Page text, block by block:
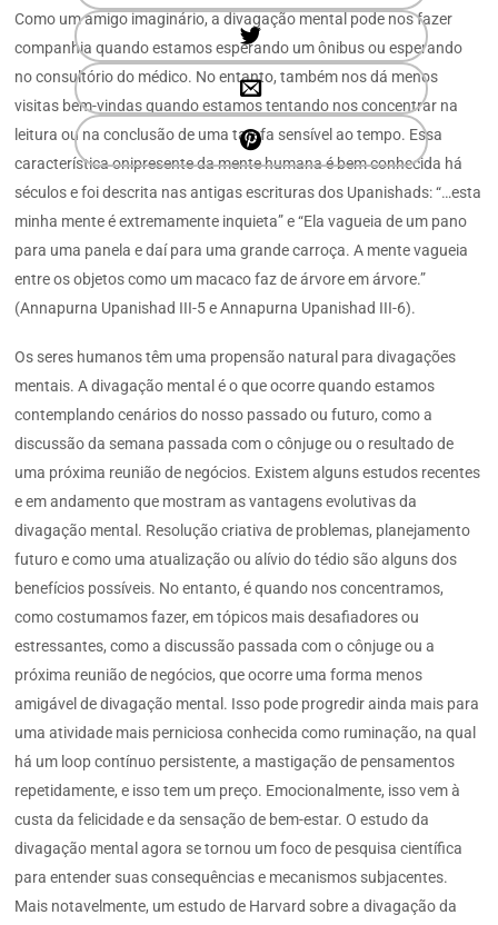
Como um amigo imaginário, a divagação mental pode nos fazer
companhia quando estamos esperando um ônibus ou esperando
no consultório do médico. No entanto, também nos dá menos
visitas bem-vindas quando estamos tentando nos concentrar na
leitura ou na conclusão de uma tarefa sensível ao tempo. Essa
característica onipresente da mente humana é bem conhecida há
séculos e foi descrita nas antigas escrituras dos Upanishads: “…esta
minha mente é extremamente inquieta” e “Ela vagueia de um pano
para uma panela e daí para uma grande carroça. A mente vagueia
entre os objetos como um macaco faz de árvore em árvore.”
(Annapurna Upanishad III-5 e Annapurna Upanishad III-6).
Os seres humanos têm uma propensão natural para divagações
mentais. A divagação mental é o que ocorre quando estamos
contemplando cenários do nosso passado ou futuro, como a
discussão da semana passada com o cônjuge ou o resultado de
uma próxima reunião de negócios. Existem alguns estudos recentes
e em andamento que mostram as vantagens evolutivas da
divagação mental. Resolução criativa de problemas, planejamento
futuro e como uma atualização ou alívio do tédio são alguns dos
benefícios possíveis. No entanto, é quando nos concentramos,
como costumamos fazer, em tópicos mais desafiadores ou
estressantes, como a discussão passada com o cônjuge ou a
próxima reunião de negócios, que ocorre uma forma menos
amigável de divagação mental. Isso pode progredir ainda mais para
uma atividade mais perniciosa conhecida como ruminação, na qual
há um loop contínuo persistente, a mastigação de pensamentos
repetidamente, e isso tem um preço. Emocionalmente, isso vem à
custa da felicidade e da sensação de bem-estar. O estudo da
divagação mental agora se tornou um foco de pesquisa científica
para entender suas consequências e mecanismos subjacentes.
Mais notavelmente, um estudo de Harvard sobre a divagação da